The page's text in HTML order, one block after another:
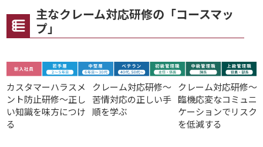
主なクレーム対応研修の「コースマッ
プ」
カスタマーハラスメ
ント防止研修～正し
い知識を味方につけ
る
クレーム対応研修～
苦情対応の正しい手
順を学ぶ
クレーム対応研修～
臨機応変なコミュニ
ケーションでリスク
を低減する